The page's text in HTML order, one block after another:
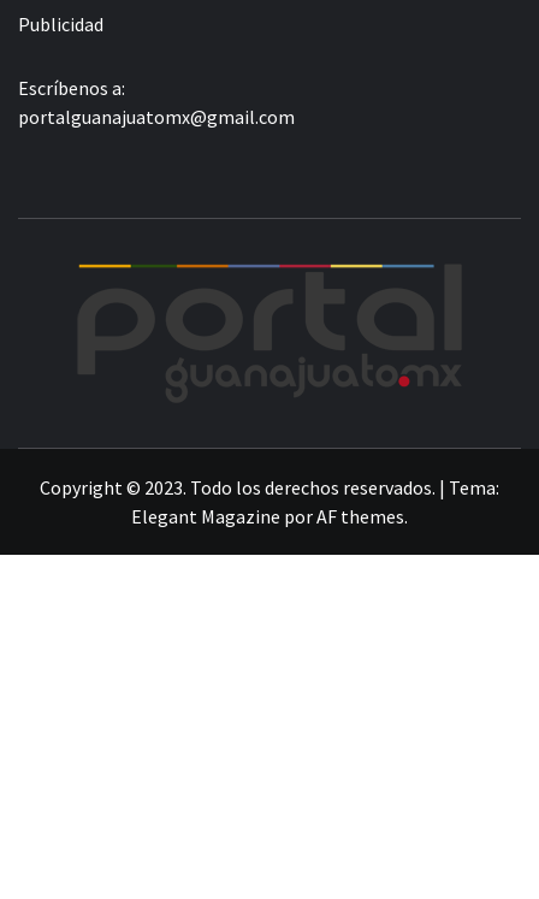
Publicidad
Escríbenos a:
portalguanajuatomx@gmail.com
Copyright © 2023. Todo los derechos reservados. | Tema:
Elegant Magazine porAF themes.